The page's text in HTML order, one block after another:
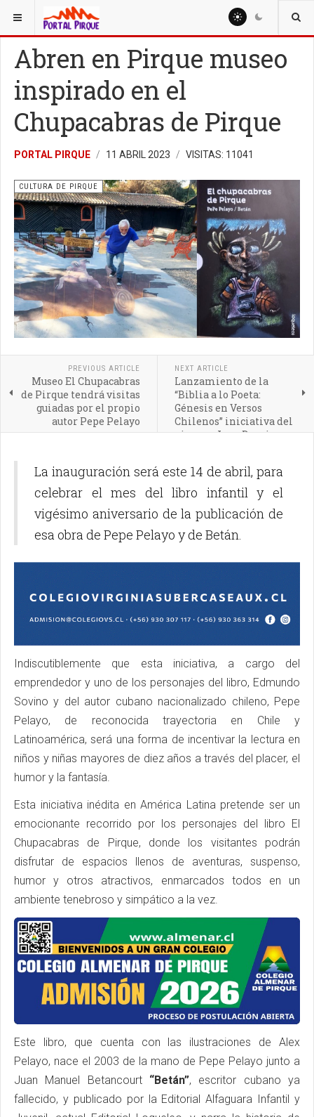
ESTÁ AQUÍ: CULTURA
Abren en Pirque museo
inspirado en el
Chupacabras de Pirque
PORTAL PIRQUE 11 ABRIL 2023 VISITAS: 11041
CULTURA DE PIRQUE
PREVIOUS ARTICLE
Museo El Chupacabras
de Pirque tendrá visitas
guiadas por el propio
autor Pepe Pelayo
NEXT ARTICLE
Lanzamiento de la
“Biblia a lo Poeta:
Génesis en Versos
Chilenos” iniciativa del
pircano Juan Domingo
La inauguración será este 14 de abril, para
celebrar el mes del libro infantil y el
vigésimo aniversario de la publicación de
esa obra de Pepe Pelayo y de Betán.
Indiscutiblemente que esta iniciativa, a cargo del
emprendedor y uno de los personajes del libro, Edmundo
Sovino y del autor cubano nacionalizado chileno, Pepe
Pelayo, de reconocida trayectoria en Chile y
Latinoamérica, será una forma de incentivar la lectura en
niños y niñas mayores de diez años a través del placer, el
humor y la fantasía.
Esta iniciativa inédita en América Latina pretende ser un
emocionante recorrido por los personajes del libro El
Chupacabras de Pirque, donde los visitantes podrán
disfrutar de espacios llenos de aventuras, suspenso,
humor y otros atractivos, enmarcados todos en un
ambiente tenebroso y simpático a la vez.
Este libro, que cuenta con las ilustraciones de Alex
Pelayo, nace el 2003 de la mano de Pepe Pelayo junto a
Juan Manuel Betancourt “Betán”, escritor cubano ya
fallecido, y publicado por la Editorial Alfaguara Infantil y